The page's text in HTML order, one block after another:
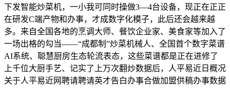
下发智能炒菜机，一小我可同时操做3—4台设备，现正在正正
在研发C端产物和办事，才成数字化模子，此后还会越来越
多。来自全国各地的烹调大师、餐饮企业家、美食家等加入了
一场出格的勾当——“成都制”炒菜机械人、全国首个数字菜谱
AI系统、聪慧厨房生态轮流表态，这些菜谱都是正在进修了
上千位大厨手艺、记实了上万次翻炒数据后，人平易近日概况
关于人平易近网聘请聘请英才告白办事合做加盟供稿办事数据